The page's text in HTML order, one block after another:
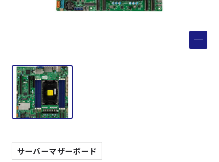
サービス
事例
サポート
サーバーマザーボード